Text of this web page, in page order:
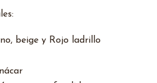
beige y Rojo ladrillo